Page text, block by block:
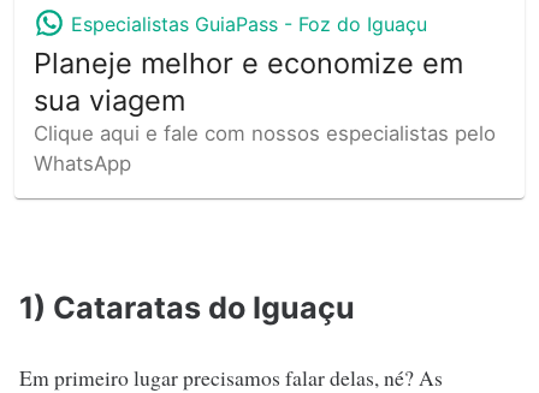
Especialistas GuiaPass - Foz do Iguaçu
Planeje melhor e economize em
sua viagem
Clique aqui e fale com nossos especialistas pelo
WhatsApp
1) Cataratas do Iguaçu
Em primeiro lugar precisamos falar delas, né? As